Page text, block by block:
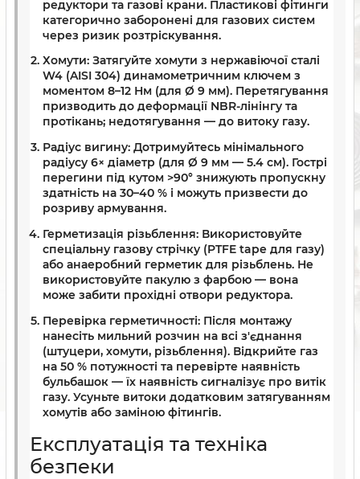
редуктори та газові крани. Пластикові фітинги
категорично заборонені для газових систем
через ризик розтріскування.
Хомути: Затягуйте хомути з нержавіючої сталі
W4 (AISI 304) динамометричним ключем з
моментом 8–12 Нм (для Ø 9 мм). Перетягування
призводить до деформації NBR-лінінгу та
протікань; недотягування — до витоку газу.
Радіус вигину: Дотримуйтесь мінімального
радіусу 6× діаметр (для Ø 9 мм — 5.4 см). Гострі
перегини під кутом >90° знижують пропускну
здатність на 30–40 % і можуть призвести до
розриву армування.
Герметизація різьблення: Використовуйте
спеціальну газову стрічку (PTFE tape для газу)
або анаеробний герметик для різьблень. Не
використовуйте пакулю з фарбою — вона
може забити прохідні отвори редуктора.
Перевірка герметичності: Після монтажу
нанесіть мильний розчин на всі з'єднання
(штуцери, хомути, різьблення). Відкрийте газ
на 50 % потужності та перевірте наявність
бульбашок — їх наявність сигналізує про витік
газу. Усуньте витоки додатковим затягуванням
хомутів або заміною фітингів.
Експлуатація та техніка
безпеки